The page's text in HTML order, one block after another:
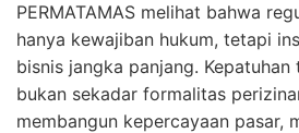
PERMATAMAS melihat bahwa
hanya kewajiban hukum, tetapi
bisnis jangka panjang.
bukan sekadar formalitas
membangun kepercayaan pasar,